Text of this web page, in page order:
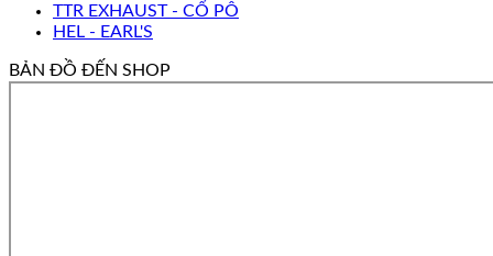
TTR EXHAUST - CỔ PÔ
HEL - EARL'S
BẢN ĐỒ ĐẾN SHOP